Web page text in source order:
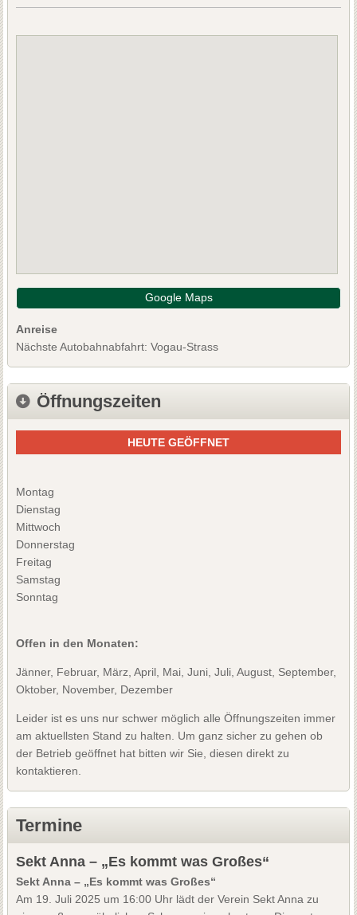
Google Maps
Anreise
Nächste Autobahnabfahrt: Vogau-Strass
Öffnungszeiten
HEUTE GEÖFFNET
Montag
Dienstag
Mittwoch
Donnerstag
Freitag
Samstag
Sonntag
Offen in den Monaten:
Jänner, Februar, März, April, Mai, Juni, Juli, August, September,
Oktober, November, Dezember
Leider ist es uns nur schwer möglich alle Öffnungszeiten immer
am aktuellsten Stand zu halten. Um ganz sicher zu gehen ob
der Betrieb geöffnet hat bitten wir Sie, diesen direkt zu
kontaktieren.
Termine
Sekt Anna – „Es kommt was Großes“
Sekt Anna – „Es kommt was Großes“
Am 19. Juli 2025 um 16:00 Uhr lädt der Verein Sekt Anna zu